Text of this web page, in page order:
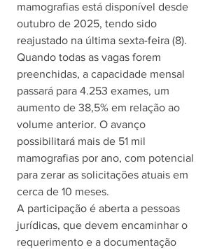
mamografias está disponível desde
outubro de 2025, tendo sido
reajustado na última sexta-feira (8).
Quando todas as vagas forem
preenchidas, a capacidade mensal
passará para 4.253 exames, um
aumento de 38,5% em relação ao
volume anterior. O avanço
possibilitará mais de 51 mil
mamografias por ano, com potencial
para zerar as solicitações atuais em
cerca de 10 meses.
A participação é aberta a pessoas
jurídicas, que devem encaminhar o
requerimento e a documentação